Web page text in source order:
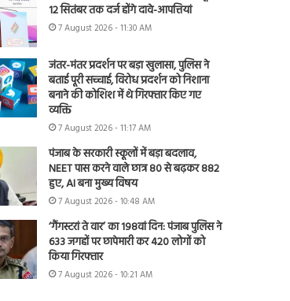
12 सितंबर तक दर्ज होंगे दावे-आपत्तियां
7 August 2026 - 11:30 AM
जंतर-मंतर प्रदर्शन पर बड़ा खुलासा, पुलिस ने
बताई पूरी सच्चाई, विरोध प्रदर्शन को निशाना
बनाने की कोशिश में थे गिरफ्तार किए गए
व्यक्ति
7 August 2026 - 11:17 AM
पंजाब के सरकारी स्कूलों में बड़ा बदलाव,
NEET पास करने वाले छात्र 80 से बढ़कर 882
हुए, AI बना मुख्य विषय
7 August 2026 - 10:48 AM
‘गैंगस्टरां ते वार’ का 198वां दिन: पंजाब पुलिस ने
633 जगहों पर छापेमारी कर 420 लोगों को
किया गिरफ्तार
7 August 2026 - 10:21 AM